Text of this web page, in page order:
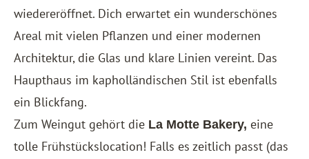
wiedereröffnet. Dich erwartet ein wunderschönes
Areal mit vielen Pflanzen und einer modernen
Architektur, die Glas und klare Linien vereint. Das
Haupthaus im kapholländischen Stil ist ebenfalls
ein Blickfang.
Zum Weingut gehört die La Motte Bakery, eine
tolle Frühstückslocation! Falls es zeitlich passt (das